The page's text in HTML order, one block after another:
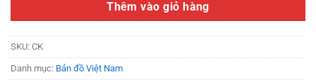
Thêm vào giỏ hàng
SKU: CK
Danh mục: Bản đồ Việt Nam